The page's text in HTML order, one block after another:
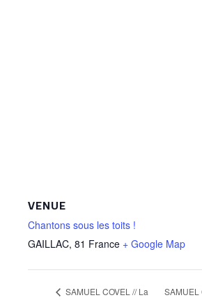
VENUE
Chantons sous les toits !
GAILLAC, 81 France + Google Map
SAMUEL COVEL // La
SAMUEL